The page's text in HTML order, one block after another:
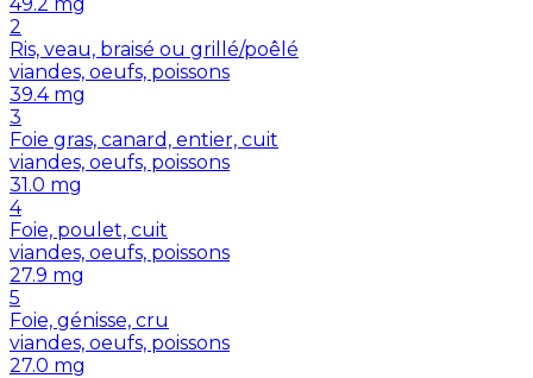
2
Ris, veau, braisé ou grillé/poêlé
viandes, oeufs, poissons
39.4 mg
3
Foie gras, canard, entier, cuit
viandes, oeufs, poissons
31.0 mg
4
Foie, poulet, cuit
viandes, oeufs, poissons
27.9 mg
5
Foie, génisse, cru
viandes, oeufs, poissons
27.0 mg